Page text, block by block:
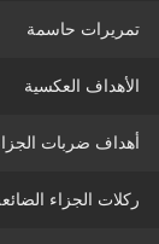
تمريرات حاسمة
الأهداف العكسية
أهداف ضربات
ركلات الجزاء